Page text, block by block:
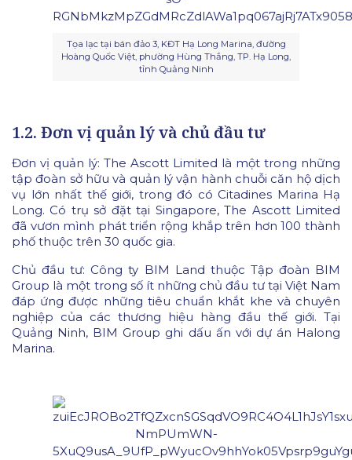
Tọa lạc tại bán đảo 3, KĐT Hạ Long Marina, đường
Hoàng Quốc Việt, phường Hùng Thắng, TP. Hạ Long,
tỉnh Quảng Ninh
1.2. Đơn vị quản lý và chủ đầu tư
Đơn vị quản lý: The Ascott Limited là một trong những
tập đoàn sở hữu và quản lý vận hành chuỗi căn hộ dịch
vụ lớn nhất thế giới, trong đó có Citadines Marina Hạ
Long. Có trụ sở đặt tại Singapore, The Ascott Limited
đã vươn mình phát triển rộng khắp trên hơn 100 thành
phố thuộc trên 30 quốc gia.
Chủ đầu tư: Công ty BIM Land thuộc Tập đoàn BIM
Group là một trong số ít những chủ đầu tư tại Việt Nam
đáp ứng được những tiêu chuẩn khắt khe và chuyên
nghiệp của các thương hiệu hàng đầu thế giới. Tại
Quảng Ninh, BIM Group ghi dấu ấn với dự án Halong
Marina.